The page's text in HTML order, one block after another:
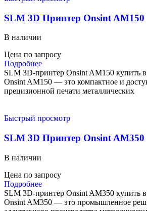
SLM 3D Принтер Onsint AM150
В наличии
Цена по запросу
Подробнее
SLM 3D-принтер Onsint AM150 купить
Onsint AM150 — это компактное и
прецизионной печати металлических
Быстрый просмотр
SLM 3D Принтер Onsint AM350
В наличии
Цена по запросу
Подробнее
SLM 3D-принтер Onsint AM350 купить
Onsint AM350 — это промышленное